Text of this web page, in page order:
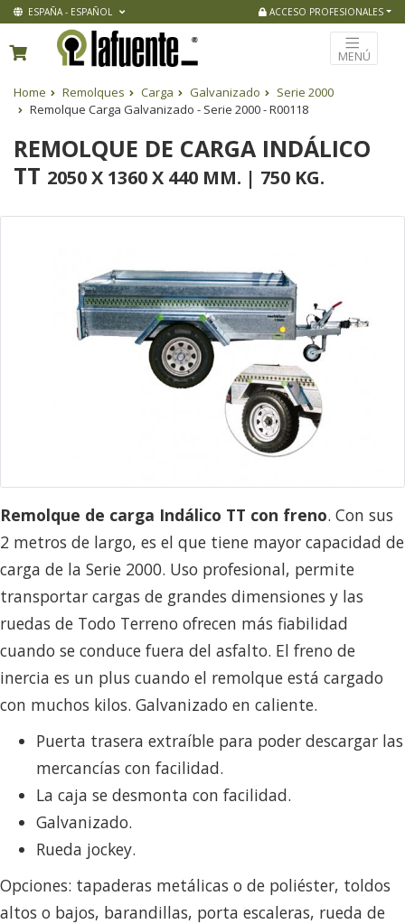
ESPAÑA - ESPAÑOL ACCESO PROFESIONALES
MENÚ
Home Remolques Carga Galvanizado
Serie 2000
Remolque Carga Galvanizado - Serie 2000 - R00118
REMOLQUE DE CARGA INDÁLICO
TT 2050 X 1360 X 440 MM. | 750 KG.
Remolque de carga Indálico TT con freno. Con sus
2 metros de largo, es el que tiene mayor capacidad de
carga de la Serie 2000. Uso profesional, permite
transportar cargas de grandes dimensiones y las
ruedas de Todo Terreno ofrecen más fiabilidad
cuando se conduce fuera del asfalto. El freno de
inercia es un plus cuando el remolque está cargado
con muchos kilos. Galvanizado en caliente.
Puerta trasera extraíble para poder descargar las
mercancías con facilidad.
La caja se desmonta con facilidad.
Galvanizado.
Rueda jockey.
Opciones: tapaderas metálicas o de poliéster, toldos
altos o bajos, barandillas, porta escaleras, rueda de